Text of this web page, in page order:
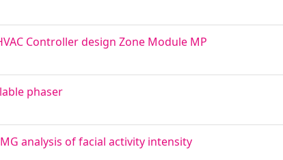
Controller design Zone Module MP
phaser
analysis of facial activity intensity